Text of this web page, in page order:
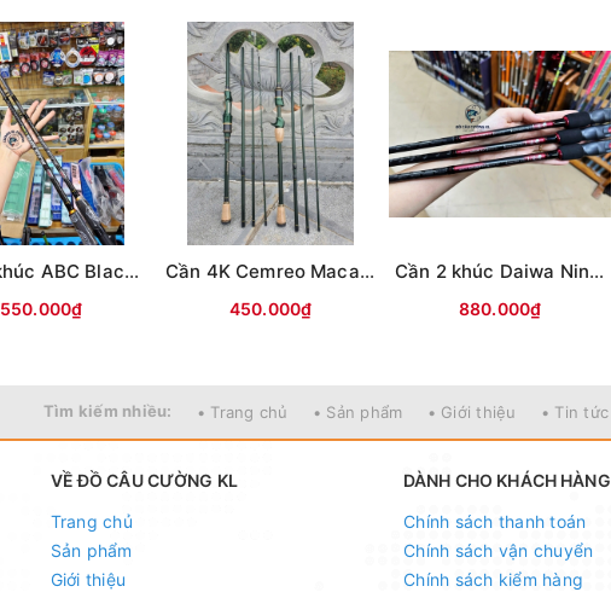
Cần 2 khúc ABC Black River
550.000₫
Cần 4K Cemreo Macans
450.000₫
Cần 2 khúc Daiwa Ninja (Đen đỏ)
880.000₫
Tìm kiếm nhiều: • Trang chủ • Sản phẩm • Giới thiệu • Tin tức
VỀ ĐỒ CÂU CƯỜNG KL
Trang chủ
Sản phẩm
Giới thiệu
DÀNH CHO KHÁCH HÀNG
Chính sách thanh toán
Chính sách vận chuyển
Chính sách kiểm hàng